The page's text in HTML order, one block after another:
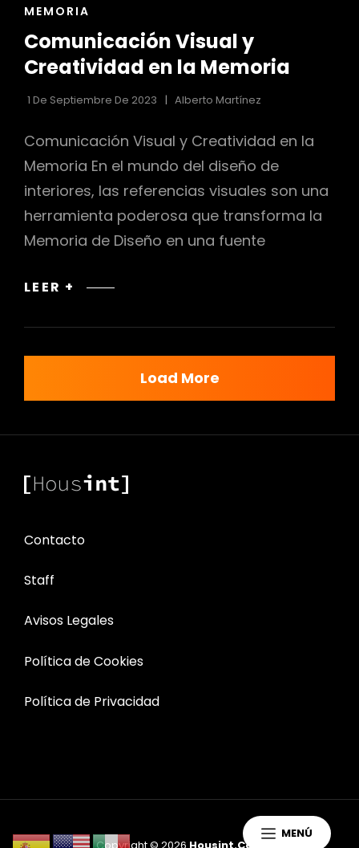
MENÚ
ENLACES
LAS
CATEGORÍAS
MEMORIA
Comunicación Visual y
Creatividad en la Memoria
1 De Septiembre De 2023 Alberto Martínez
Comunicación Visual y Creatividad en la
Memoria En el mundo del diseño de
interiores, las referencias visuales son una
herramienta poderosa que transforma la
Memoria de Diseño en una fuente
LEER +
COMUNICACIÓN
Y
MEMORIA
Load More
Contacto
Staff
Avisos Legales
Política de Cookies
Política de Privacidad
Copyright © 2026 Housint.com